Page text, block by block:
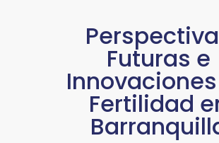
Futuras e
Fertilidad